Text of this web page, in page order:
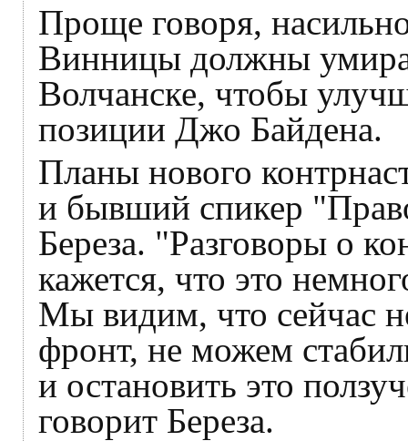
Проще говоря,
Винницы должны
Волчанске, чтобы
позиции Джо Байдена.
Планы нового
и бывший спикер
Береза. "Разговоры о
кажется, что это
Мы видим, что сейчас
фронт, не можем
и остановить это
говорит Береза.